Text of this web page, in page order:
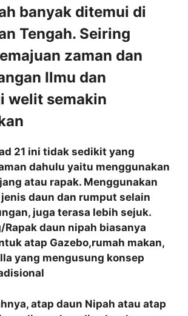
banyak ditemui di
Tengah. Seiring
zaman dan
Ilmu dan
welit semakin
21 ini tidak sedikit yang
dahulu yaitu menggunakan
atau rapak. Menggunakan
daun dan rumput selain
juga terasa lebih sejuk.
daun nipah biasanya
atap Gazebo,rumah makan,
yang mengusung konsep
atap daun Nipah atau atap